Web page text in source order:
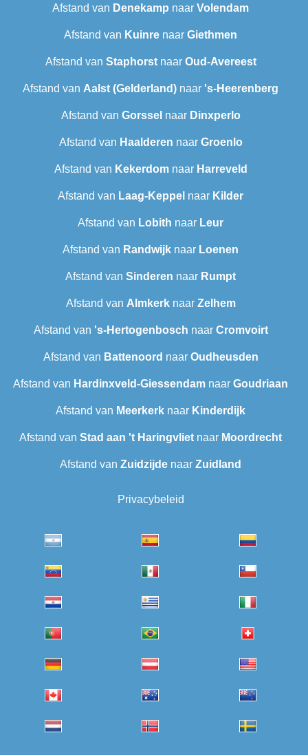
Afstand van Denekamp naar Volendam
Afstand van Kuinre naar Giethmen
Afstand van Staphorstnaar Oud-Avereest
Afstand van Aalst (Gelderland) naar 's-Heerenberg
Afstand van Gorssel naar Dinxperlo
Afstand van Haalderen naar Groenlo
Afstand van Kekerdomnaar Harreveld
Afstand van Laag-Keppel naar Kilder
Afstand van Lobith naar Leur
Afstand van Randwijk naar Loenen
Afstand van Sinderen naar Rumpt
Afstand van Almkerknaar Zelhem
Afstand van 's-Hertogenbosch naar Cromvoirt
Afstand van Battenoord naar Oudheusden
Afstand van Hardinxveld-Giessendam naar Goudriaan
Afstand van Meerkerk naar Kinderdijk
Afstand van Stad aan 't Haringvliet naar Moordrecht
Afstand van Zuidzijde naar Zuidland
Privacybeleid